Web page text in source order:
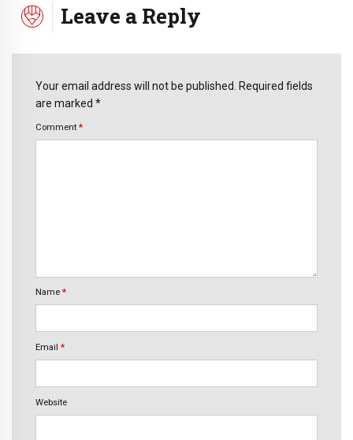
Leave a Reply
Your email address will not be published. Required fields
are marked *
Comment *
Name *
Email *
Website